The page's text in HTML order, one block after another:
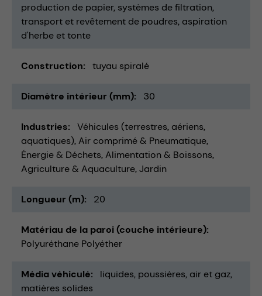
production de papier systèmes de filtration
transport et revêtement de poudres aspiration
d'herbe et tonte
Construction tuyau spiralé
Diamètre intérieur (mm) 30
Industries
Véhicules (terrestres, aériens,
aquatiques) Air comprimé & Pneumatique
Énergie & Déchets Alimentation & Boissons
Agriculture & Aquaculture Jardin
Longueur (m) 20
Matériau de la paroi (couche intérieure)
Polyuréthane Polyéther
Média véhiculé liquides poussières air et gaz
matières solides